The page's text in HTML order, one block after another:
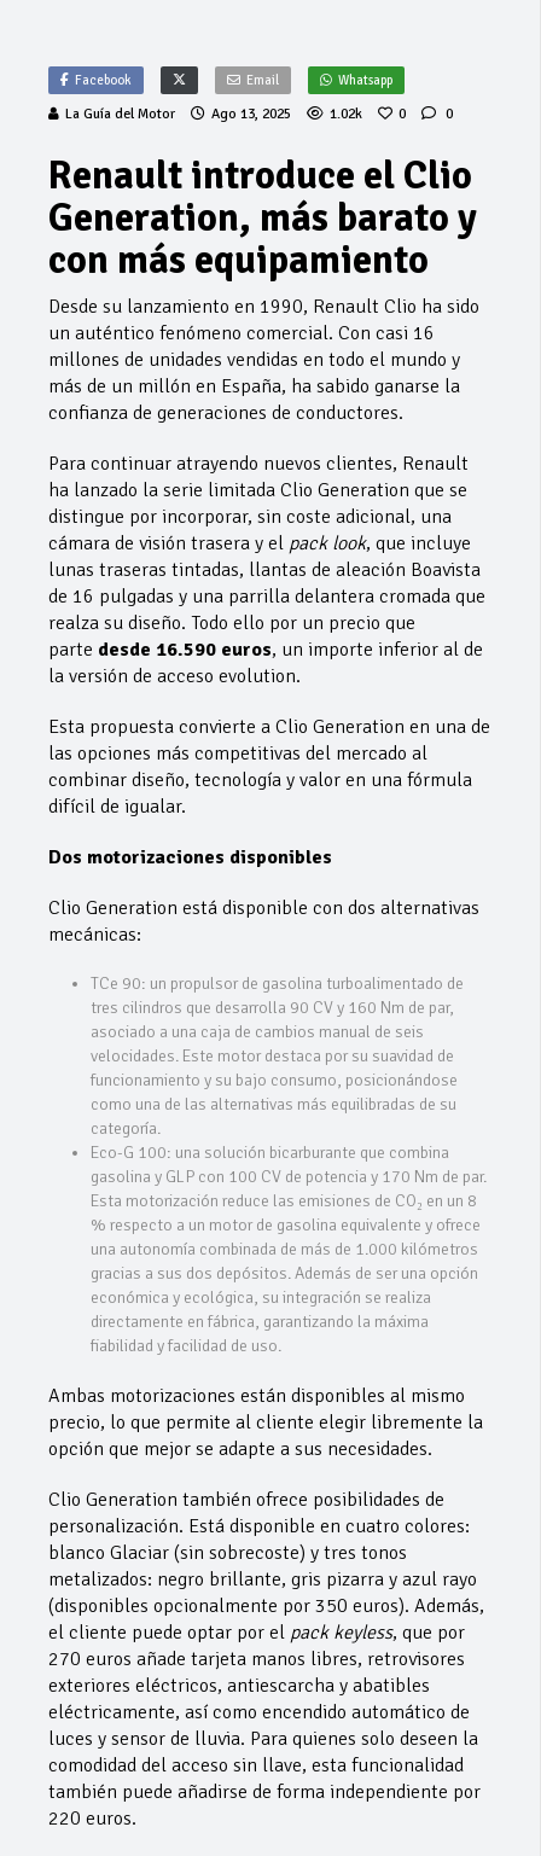
Facebook Email Whatsapp
La Guía del Motor Ago 13, 2025 1.02k 0 0
Renault introduce el Clio
Generation, más barato y
con más equipamiento
Desde su lanzamiento en 1990, Renault Clio ha sido
un auténtico fenómeno comercial. Con casi 16
millones de unidades vendidas en todo el mundo y
más de un millón en España, ha sabido ganarse la
confianza de generaciones de conductores.
Para continuar atrayendo nuevos clientes, Renault
ha lanzado la serie limitada Clio Generation que se
distingue por incorporar, sin coste adicional, una
cámara de visión trasera y el pack look, que incluye
lunas traseras tintadas, llantas de aleación Boavista
de 16 pulgadas y una parrilla delantera cromada que
realza su diseño. Todo ello por un precio que
parte desde 16.590 euros, un importe inferior al de
la versión de acceso evolution.
Esta propuesta convierte a Clio Generation en una de
las opciones más competitivas del mercado al
combinar diseño, tecnología y valor en una fórmula
difícil de igualar.
Dos motorizaciones disponibles
Clio Generation está disponible con dos alternativas
mecánicas:
TCe 90: un propulsor de gasolina turboalimentado de
tres cilindros que desarrolla 90 CV y 160 Nm de par,
asociado a una caja de cambios manual de seis
velocidades. Este motor destaca por su suavidad de
funcionamiento y su bajo consumo, posicionándose
como una de las alternativas más equilibradas de su
categoría.
Eco-G 100: una solución bicarburante que combina
gasolina y GLP con 100 CV de potencia y 170 Nm de par.
Esta motorización reduce las emisiones de CO₂ en un 8
% respecto a un motor de gasolina equivalente y ofrece
una autonomía combinada de más de 1.000 kilómetros
gracias a sus dos depósitos. Además de ser una opción
económica y ecológica, su integración se realiza
directamente en fábrica, garantizando la máxima
fiabilidad y facilidad de uso.
Ambas motorizaciones están disponibles al mismo
precio, lo que permite al cliente elegir libremente la
opción que mejor se adapte a sus necesidades.
Clio Generation también ofrece posibilidades de
personalización. Está disponible en cuatro colores:
blanco Glaciar (sin sobrecoste) y tres tonos
metalizados: negro brillante, gris pizarra y azul rayo
(disponibles opcionalmente por 350 euros). Además,
el cliente puede optar por el pack keyless, que por
270 euros añade tarjeta manos libres, retrovisores
exteriores eléctricos, antiescarcha y abatibles
eléctricamente, así como encendido automático de
luces y sensor de lluvia. Para quienes solo deseen la
comodidad del acceso sin llave, esta funcionalidad
también puede añadirse de forma independiente por
220 euros.